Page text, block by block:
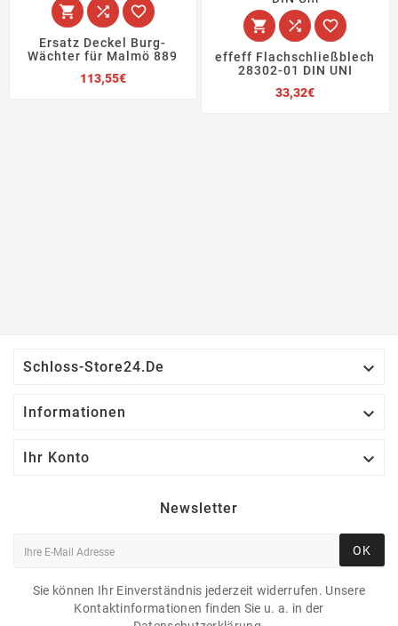
  
Ersatz Deckel Burg-
Wächter für Malmö 889
113,55€Preis
  
effeff Flachschließblech
28302-01 DIN UNI
33,32€Preis
Schloss-Store24.de 
Informationen 
Ihr Konto 
Newsletter
OK
Sie können Ihr Einverständnis jederzeit widerrufen. Unsere
Kontaktinformationen finden Sie u. a. in der